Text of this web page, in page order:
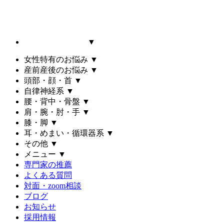
▼
女性特有のお悩み ▼
産前産後のお悩み ▼
頭部・顔・首 ▼
自律神経系 ▼
腰・背中・骨盤 ▼
肩・腕・肘・手 ▼
膝・脚 ▼
耳・めまい・循環器系 ▼
その他 ▼
メニュー ▼
専門家の推薦
よくある質問
対面・zoom相談
ブログ
お知らせ
採用情報